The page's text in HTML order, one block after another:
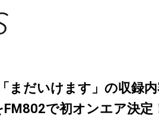
まだいけます」の収録
で初オンエア決定